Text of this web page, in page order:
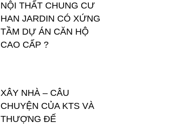
NỘI THẤT CHUNG CƯ
HAN JARDIN CÓ XỨNG
TẦM DỰ ÁN CĂN HỘ
CAO CẤP ?
XÂY NHÀ – CÂU
CHUYỆN CỦA KTS VÀ
THƯỢNG ĐẾ